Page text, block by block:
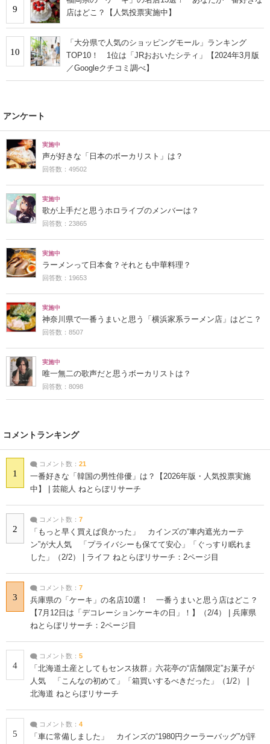
9
店はどこ？【人気投票実施中】
10
「大分県で人気のショッピングモール」ランキング
TOP10！ 1位は「JRおおいたシティ」【2024年3月版
／Googleクチコミ調べ】
アンケート
実施中
声が好きな「日本のボーカリスト」は？
回答数：49502
実施中
歌が上手だと思うホロライブのメンバーは？
回答数：23865
実施中
ラーメンって日本食？それとも中華料理？
回答数：19653
実施中
神奈川県で一番うまいと思う「横浜家系ラーメン店」はどこ？
回答数：8507
実施中
唯一無二の歌声だと思うボーカリストは？
回答数：8098
コメントランキング
1
コメント数： 21
一番好きな「韓国の男性俳優」は？【2026年版・人気投票実施
中】 | 芸能人 ねとらぼリサーチ
2
コメント数： 7
「もっと早く買えば良かった」 カインズの“車内遮光カーテ
ン”が大人気 「プライバシーも保てて安心」「ぐっすり眠れま
した」（2/2） | ライフ ねとらぼリサーチ：2ページ目
3
コメント数： 7
兵庫県の「ケーキ」の名店10選！ 一番うまいと思う店はどこ？
【7月12日は「デコレーションケーキの日」！】（2/4） | 兵庫県
ねとらぼリサーチ：2ページ目
4
コメント数： 5
「北海道土産としてもセンス抜群」六花亭の“店舗限定”お菓子が
人気 「こんなの初めて」「箱買いするべきだった」（1/2） |
北海道 ねとらぼリサーチ
5
コメント数： 4
「車に常備しました」 カインズの“1980円クーラーバッグ”が評